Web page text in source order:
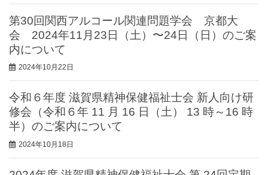
第30回関西アルコール関連問題学会 京都大
会 2024年11月23日（土）〜24日（日）のご案
内について
2024年10月22日
令和６年度 滋賀県精神保健福祉士会 新人向け研
修会（令和６年 11 月 16 日（土） 13 時～16 時
半）のご案内について
2024年10月18日